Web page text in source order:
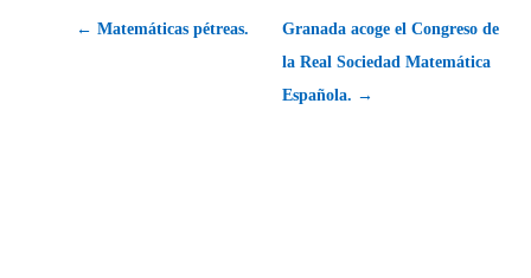
← Matemáticas pétreas.
Granada acoge el Congreso de
la Real Sociedad Matemática
Española. →